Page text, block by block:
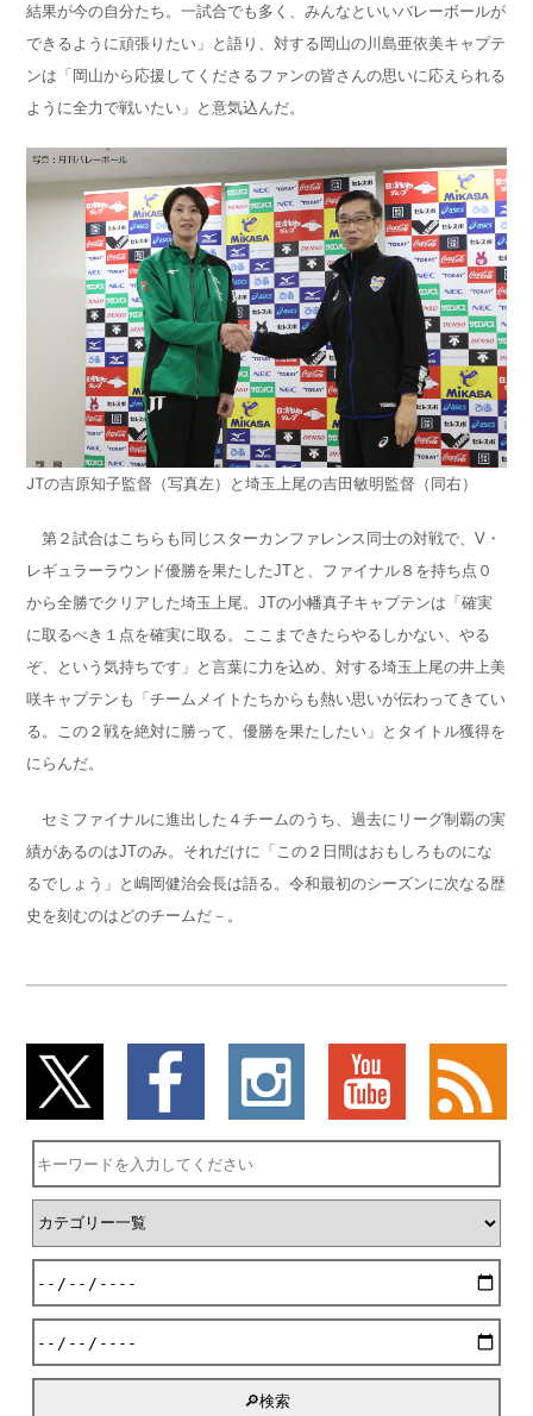
結果が今の自分たち。一試合でも多く、みんなといいバレーボールが
できるように頑張りたい」と語り、対する岡山の川島亜依美キャプテ
ンは「岡山から応援してくださるファンの皆さんの思いに応えられる
ように全力で戦いたい」と意気込んだ。
JTの吉原知子監督（写真左）と埼玉上尾の吉田敏明監督（同右）
第２試合はこちらも同じスターカンファレンス同士の対戦で、V・
レギュラーラウンド優勝を果たしたJTと、ファイナル８を持ち点０
から全勝でクリアした埼玉上尾。JTの小幡真子キャプテンは「確実
に取るべき１点を確実に取る。ここまできたらやるしかない、やる
ぞ、という気持ちです」と言葉に力を込め、対する埼玉上尾の井上美
咲キャプテンも「チームメイトたちからも熱い思いが伝わってきてい
る。この２戦を絶対に勝って、優勝を果たしたい」とタイトル獲得を
にらんだ。
セミファイナルに進出した４チームのうち、過去にリーグ制覇の実
績があるのはJTのみ。それだけに「この２日間はおもしろものにな
るでしょう」と嶋岡健治会長は語る。令和最初のシーズンに次なる歴
史を刻むのはどのチームだ－。